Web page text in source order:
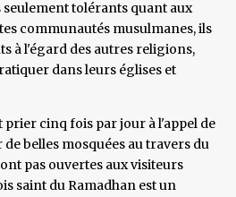
seulement tolérants quant aux
communautés musulmanes, ils
à l'égard des autres religions,
dans leurs églises et
prier cinq fois par jour à l'appel de
belles mosquées au travers du
pas ouvertes aux visiteurs
saint du Ramadhan est un